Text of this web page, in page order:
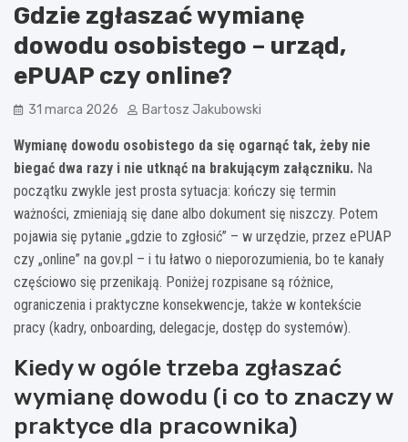
Gdzie zgłaszać wymianę
dowodu osobistego – urząd,
ePUAP czy online?
31 marca 2026 Bartosz Jakubowski
Wymianę dowodu osobistego da się ogarnąć tak, żeby nie
biegać dwa razy i nie utknąć na brakującym załączniku. Na
początku zwykle jest prosta sytuacja: kończy się termin
ważności, zmieniają się dane albo dokument się niszczy. Potem
pojawia się pytanie „gdzie to zgłosić” – w urzędzie, przez ePUAP
czy „online” na gov.pl – i tu łatwo o nieporozumienia, bo te kanały
częściowo się przenikają. Poniżej rozpisane są różnice,
ograniczenia i praktyczne konsekwencje, także w kontekście
pracy (kadry, onboarding, delegacje, dostęp do systemów).
Kiedy w ogóle trzeba zgłaszać
wymianę dowodu (i co to znaczy w
praktyce dla pracownika)